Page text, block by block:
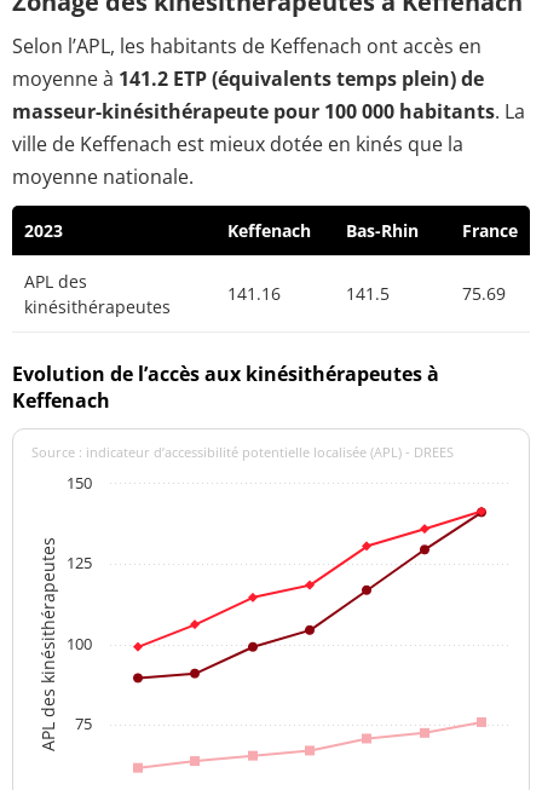
Selon l’APL, les habitants de Keffenach ont accès en
moyenne à 141.2 ETP (équivalents temps plein) de
masseur-kinésithérapeute pour 100 000 habitants. La
ville de Keffenach est mieux dotée en kinés que la
moyenne nationale.
2023 Keffenach Bas-Rhin France
APL des
kinésithérapeutes
141.16 141.5 75.69
Evolution de l’accès aux kinésithérapeutes à
Keffenach
APL des kinésithérapeutes
Source : indicateur d’accessibilité potentielle localisée (APL) - DREES
75
100
125
150